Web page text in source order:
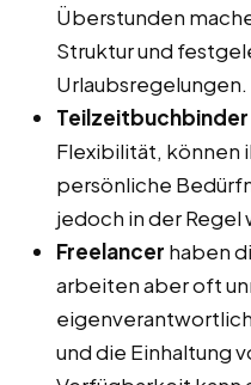
Überstunden
Struktur und
Urlaubsregelungen.
Teilzeitbuchbinder
Flexibilität, können
persönliche
jedoch in der
Freelancer haben
arbeiten aber oft
und die Einhaltung